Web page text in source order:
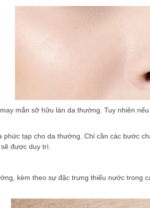
mắn sỡ hữu làn da thường. Tuy nhiên
tạp cho da thường. Chỉ cần các bước
được duy trì.
kèm theo sự đặc trưng thiếu nước trong